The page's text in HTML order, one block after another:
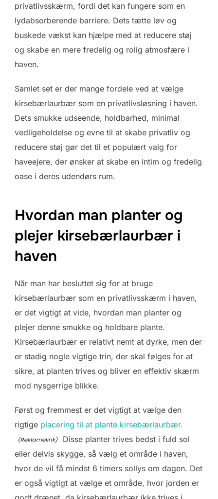
privatlivsskærm, fordi det kan fungere som en
lydabsorberende barriere. Dets tætte løv og
buskede vækst kan hjælpe med at reducere støj
og skabe en mere fredelig og rolig atmosfære i
haven.
Samlet set er der mange fordele ved at vælge
kirsebærlaurbær som en privatlivsløsning i haven.
Dets smukke udseende, holdbarhed, minimal
vedligeholdelse og evne til at skabe privatliv og
reducere støj gør det til et populært valg for
haveejere, der ønsker at skabe en intim og fredelig
oase i deres udendørs rum.
Hvordan man planter og
plejer kirsebærlaurbær i
haven
Når man har besluttet sig for at bruge
kirsebærlaurbær som en privatlivsskærm i haven,
er det vigtigt at vide, hvordan man planter og
plejer denne smukke og holdbare plante.
Kirsebærlaurbær er relativt nemt at dyrke, men der
er stadig nogle vigtige trin, der skal følges for at
sikre, at planten trives og bliver en effektiv skærm
mod nysgerrige blikke.
Først og fremmest er det vigtigt at vælge den
rigtige placering til at plante kirsebærlaurbær.
Disse planter trives bedst i fuld sol
eller delvis skygge, så vælg et område i haven,
hvor de vil få mindst 6 timers sollys om dagen. Det
er også vigtigt at vælge et område, hvor jorden er